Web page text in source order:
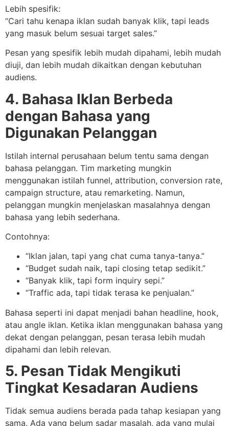
Lebih spesifik:
“Cari tahu kenapa iklan sudah banyak klik, tapi leads
yang masuk belum sesuai target sales.”
Pesan yang spesifik lebih mudah dipahami, lebih mudah
diuji, dan lebih mudah dikaitkan dengan kebutuhan
audiens.
4. Bahasa Iklan Berbeda
dengan Bahasa yang
Digunakan Pelanggan
Istilah internal perusahaan belum tentu sama dengan
bahasa pelanggan. Tim marketing mungkin
menggunakan istilah funnel, attribution, conversion rate,
campaign structure, atau remarketing. Namun,
pelanggan mungkin menjelaskan masalahnya dengan
bahasa yang lebih sederhana.
Contohnya:
“Iklan jalan, tapi yang chat cuma tanya-tanya.”
“Budget sudah naik, tapi closing tetap sedikit.”
“Banyak klik, tapi form inquiry sepi.”
“Traffic ada, tapi tidak terasa ke penjualan.”
Bahasa seperti ini dapat menjadi bahan headline, hook,
atau angle iklan. Ketika iklan menggunakan bahasa yang
dekat dengan pelanggan, pesan terasa lebih mudah
dipahami dan lebih relevan.
5. Pesan Tidak Mengikuti
Tingkat Kesadaran Audiens
Tidak semua audiens berada pada tahap kesiapan yang
sama. Ada yang belum sadar masalah, ada yang mulai